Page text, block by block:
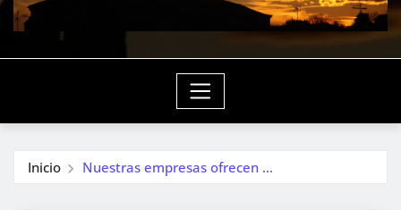
Inicio Nuestras empresas ofrecen …